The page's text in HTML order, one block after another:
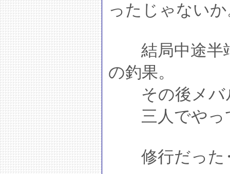
ったじゃない
結局中途半
の釣果。
その後メバ
三人でやっ
修行だっ